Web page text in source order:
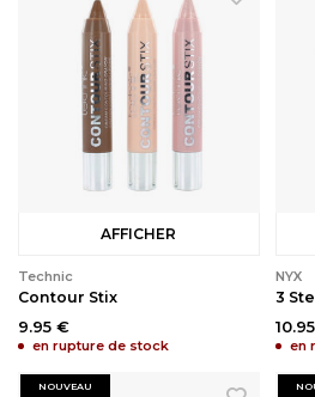
AFFICHER
Technic
Contour Stix
9.95 €
en rupture de stock
NYX
3
en
NOUVEAU